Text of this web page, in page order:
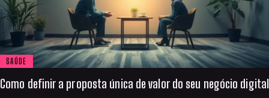
SAÚDE
Como definir a proposta única de valor do seu negócio digital